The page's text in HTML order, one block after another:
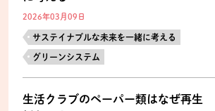
2026年03月09日
サステイナブルな未来を一緒に考える
グリーンシステム
生活クラブのペーパー類はなぜ再生